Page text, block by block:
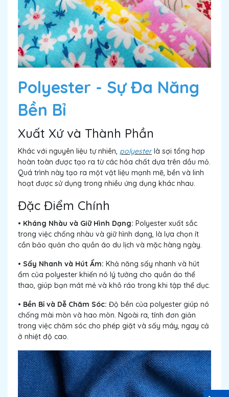
Polyester - Sự Đa Năng
Bền Bỉ
Xuất Xứ và Thành Phần
Khác với nguyên liệu tự nhiên, polyesterlà sợi tổng hợp
hoàn toàn được tạo ra từ các hóa chất dựa trên dầu mỏ.
Quá trình này tạo ra một vật liệu mạnh mẽ, bền và linh
hoạt được sử dụng trong nhiều ứng dụng khác nhau.
Đặc Điểm Chính
• Kháng Nhàu và Giữ Hình Dạng: Polyester xuất sắc
trong việc chống nhàu và giữ hình dạng, là lựa chọn ít
cần bảo quản cho quần áo du lịch và mặc hàng ngày.
• Sấy Nhanh và Hút Ẩm: Khả năng sấy nhanh và hút
ẩm của polyester khiến nó lý tưởng cho quần áo thể
thao, giúp bạn mát mẻ và khô ráo trong khi tập thể dục.
• Bền Bỉ và Dễ Chăm Sóc: Độ bền của polyester giúp nó
chống mài mòn và hao mòn. Ngoài ra, tính đơn giản
trong việc chăm sóc cho phép giặt và sấy máy, ngay cả
ở nhiệt độ cao.